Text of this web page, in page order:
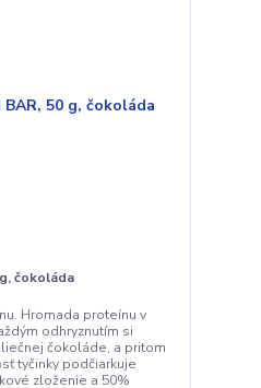
čokoláda
Hromada proteínu v
odhryznutím si
čokoláde, a pritom
tyčinky podčiarkuje
zloženie a 50%